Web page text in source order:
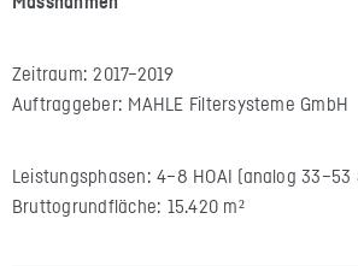
Zeitraum: 2017–2019
Auftraggeber: MAHLE Filtersysteme GmbH
Leistungsphasen: 4–8 HOAI (analog 33–53
Bruttogrundfläche: 15.420 m²